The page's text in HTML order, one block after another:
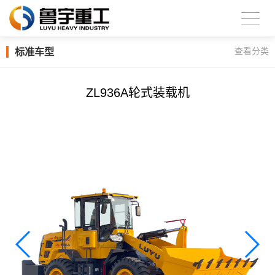
标准车型 查看分类
ZL936A轮式装载机